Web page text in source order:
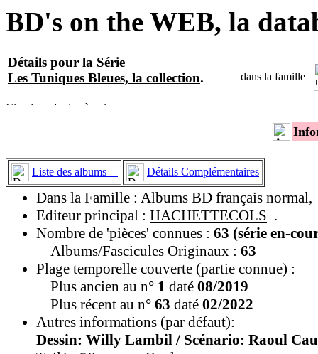
BD's on the WEB, la
Détails pour la Série
Les Tuniques Bleues, la collection. dans la famille
Liste des albums Détails Complémentaires
Dans la Famille : Albums BD français normal,
Editeur principal : HACHETTECOLS .
Nombre de 'pièces' connues : 63 (série en-
Albums/Fascicules Originaux : 63
Plage temporelle couverte (partie connue) :
Plus ancien au n° 1 daté 08/2019
Plus récent au n° 63 daté 02/2022
Autres informations (par défaut):
Dessin: Willy Lambil / Scénario: Raoul